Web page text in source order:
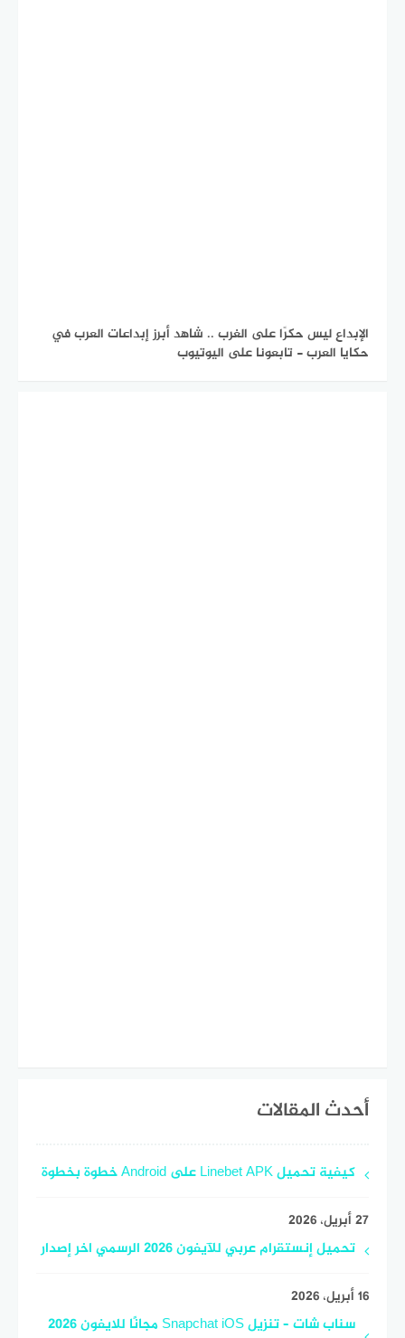
الإبداع ليس حكرًا على الغرب .. شاهد أبرز إبداعات العرب في
حكايا العرب - تابعونا على اليوتيوب
أحدث المقالات
كيفية تحميل Linebet APK على Android خطوة بخطوة
27 أبريل، 2026
تحميل إنستقرام عربي للآيفون 2026 الرسمي اخر إصدار
16 أبريل، 2026
سناب شات – تنزيل Snapchat iOS مجانًا للايفون 2026